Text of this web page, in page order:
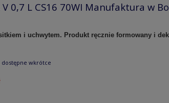
0,7 L CS16 70WI Manufaktura w
i uchwytem. Produkt ręcznie formowany i
dostępne wkrótce